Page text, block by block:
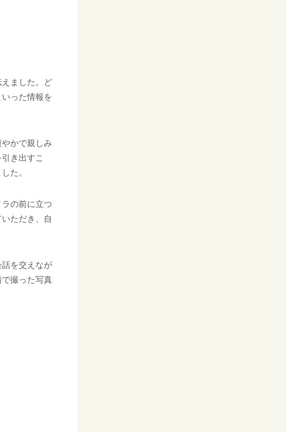
ました。ど
った情報を
かで親しみ
き出すこ
た。
の前に立つ
ただき、自
を交えなが
撮った写真